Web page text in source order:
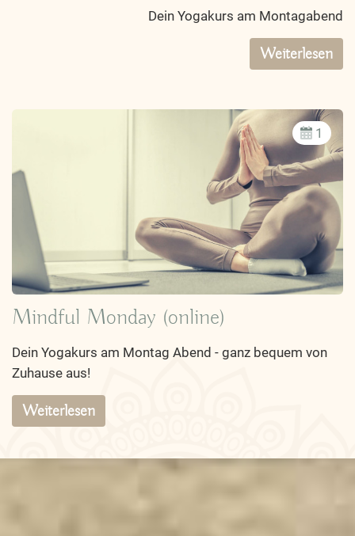
Dein Yogakurs am Montagabend
Weiterlesen
1
Mindful Monday (online)
Dein Yogakurs am Montag Abend - ganz bequem von
Zuhause aus!
Weiterlesen